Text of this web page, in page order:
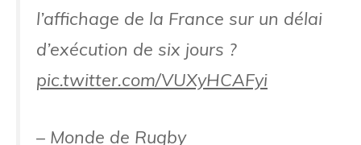
l’affichage de la France sur un délai
d’exécution de six jours ?
pic.twitter.com/VUXyHCAFyi
– Monde de Rugby